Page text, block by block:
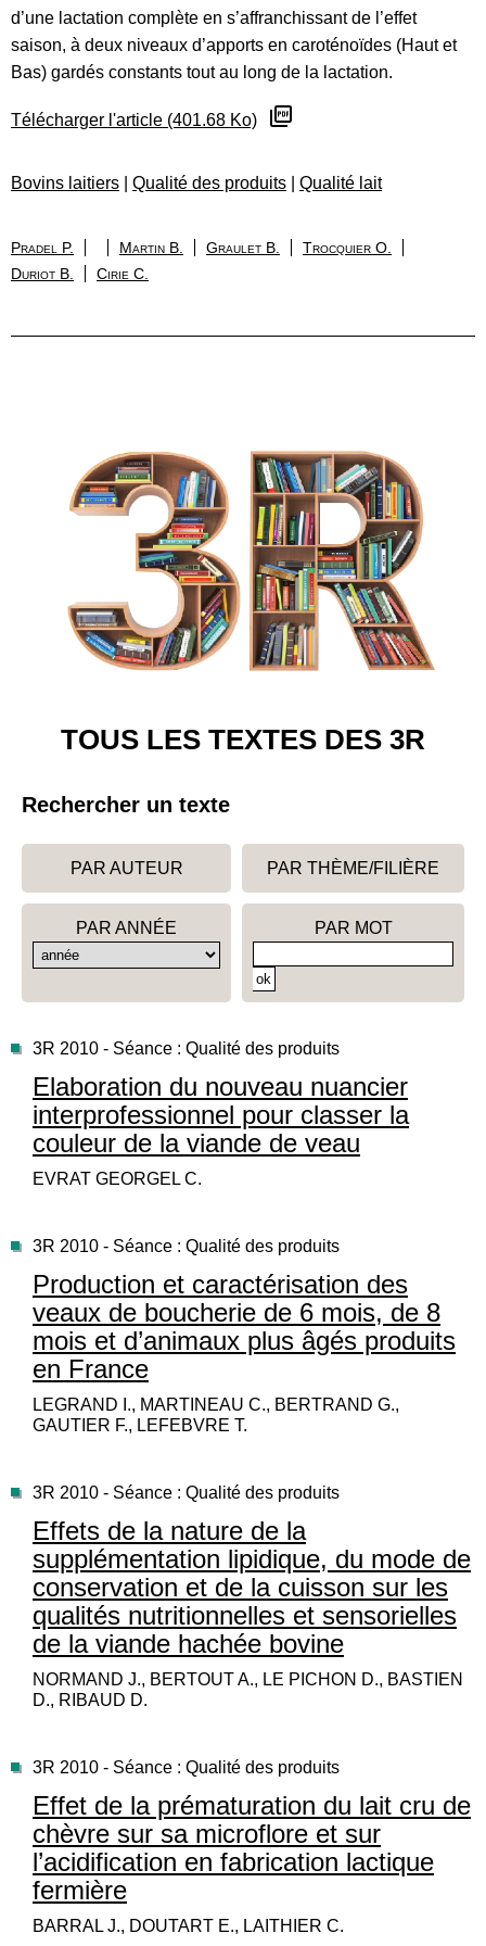
d’une lactation complète en s’affranchissant de l’effet
saison, à deux niveaux d’apports en caroténoïdes (Haut et
Bas) gardés constants tout au long de la lactation.
Télécharger l'article (401.68 Ko)
Bovins laitiers Qualité des produits Qualité lait
Pradel P. Martin B. Graulet B.
Trocquier O.
Duriot B.
Cirie C.
TOUS LES TEXTES DES 3R
Rechercher un texte
PAR AUTEUR PAR THÈME/FILIÈRE
PAR ANNÉE PAR MOT
3R 2010 - Séance : Qualité des produits
Elaboration du nouveau nuancier
interprofessionnel pour classer la
couleur de la viande de veau
EVRAT GEORGEL C.
3R 2010 - Séance : Qualité des produits
Production et caractérisation des
veaux de boucherie de 6 mois, de 8
mois et d’animaux plus âgés produits
en France
LEGRAND I., MARTINEAU C., BERTRAND G.,
GAUTIER F., LEFEBVRE T.
3R 2010 - Séance : Qualité des produits
Effets de la nature de la
supplémentation lipidique, du mode de
conservation et de la cuisson sur les
qualités nutritionnelles et sensorielles
de la viande hachée bovine
NORMAND J., BERTOUT A., LE PICHON D., BASTIEN
D., RIBAUD D.
3R 2010 - Séance : Qualité des produits
Effet de la prématuration du lait cru de
chèvre sur sa microflore et sur
l’acidification en fabrication lactique
fermière
BARRAL J., DOUTART E., LAITHIER C.